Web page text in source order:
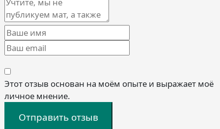
Этот отзыв основан на моём опыте и выражает моё
личное мнение.
Отправить отзыв